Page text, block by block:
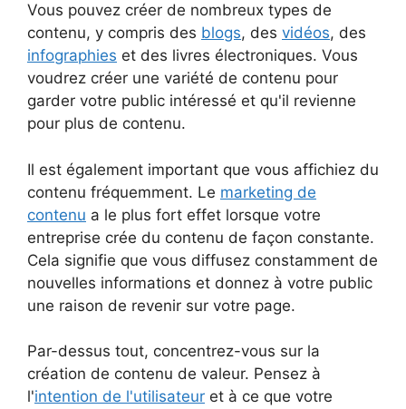
Vous pouvez créer de nombreux types de
contenu, y compris des blogs, des vidéos, des
infographies et des livres électroniques. Vous
voudrez créer une variété de contenu pour
garder votre public intéressé et qu'il revienne
pour plus de contenu.
Il est également important que vous affichiez du
contenu fréquemment. Le marketing de
contenu a le plus fort effet lorsque votre
entreprise crée du contenu de façon constante.
Cela signifie que vous diffusez constamment de
nouvelles informations et donnez à votre public
une raison de revenir sur votre page.
Par-dessus tout, concentrez-vous sur la
création de contenu de valeur. Pensez à
l'intention de l'utilisateur et à ce que votre